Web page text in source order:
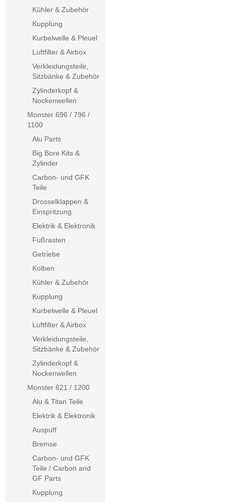
Kühler & Zubehör
Kupplung
Kurbelwelle & Pleuel
Luftfilter & Airbox
Verkleidungsteile,
Sitzbänke & Zubehör
Zylinderkopf &
Nockenwellen
Monster 696 / 796 /
1100
Alu Parts
Big Bore Kits &
Zylinder
Carbon- und GFK
Teile
Drosselklappen &
Einspritzung
Elektrik & Elektronik
Fußrasten
Getriebe
Kolben
Kühler & Zubehör
Kupplung
Kurbelwelle & Pleuel
Luftfilter & Airbox
Verkleidungsteile,
Sitzbänke & Zubehör
Zylinderkopf &
Nockenwellen
Monster 821 / 1200
Alu & Titan Teile
Elektrik & Elektronik
Auspuff
Bremse
Carbon- und GFK
Teile / Carbon and
GF Parts
Kupplung